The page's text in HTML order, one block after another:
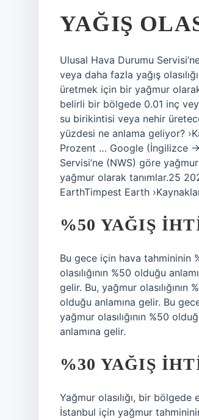
YAĞIŞ
Ulusal Hava Durumu
veya daha fazla yağış
üretmek için bir yağmur
belirli bir bölgede 0.01 inç
su birikintisi veya nehir
yüzdesi ne anlama geliyor?
Prozent … Google (İngilizce →
Servisi’ne (NWS) göre
yağmur olarak tanımlar.25
EarthTimpest Earth
%50 YAĞIŞ
Bu gece için hava tahmininin
olasılığının %50 olduğu
gelir. Bu, yağmur olasılığının
olduğu anlamına gelir. Bu
yağmur olasılığının %50
anlamına gelir.
%30 YAĞIŞ
Yağmur olasılığı, bir
İstanbul için yağmur